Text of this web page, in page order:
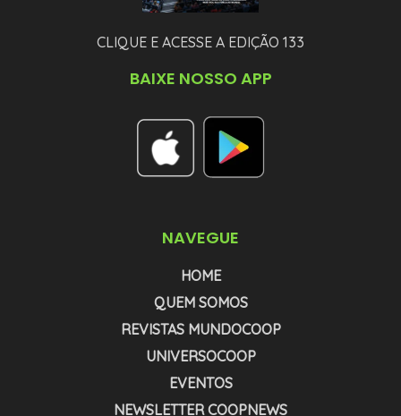
CLIQUE E ACESSE A EDIÇÃO 133
BAIXE NOSSO APP
NAVEGUE
HOME
QUEM SOMOS
REVISTAS MUNDOCOOP
UNIVERSOCOOP
EVENTOS
NEWSLETTER COOPNEWS